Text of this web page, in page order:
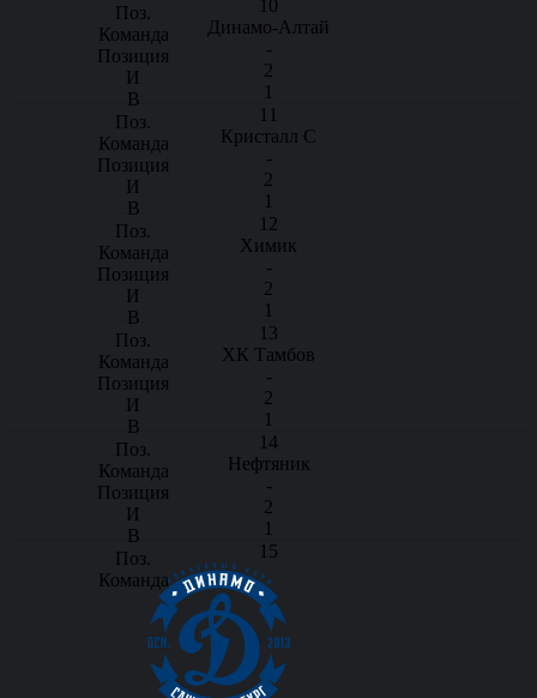
10
Динамо-Алтай
-
2
1
11
Кристалл С
-
2
1
12
Химик
-
2
1
13
ХК Тамбов
-
2
1
14
Нефтяник
-
2
1
15